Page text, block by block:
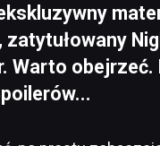
Warto